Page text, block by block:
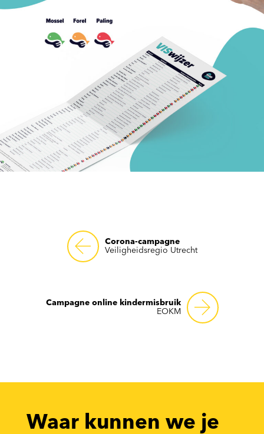
Corona-campagne
Veiligheidsregio Utrecht
Campagne online kindermisbruik
EOKM
Waar kunnen we je